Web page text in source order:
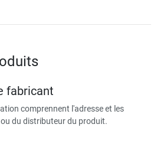
fabricant
comprennent l'adresse et les
du distributeur du produit.